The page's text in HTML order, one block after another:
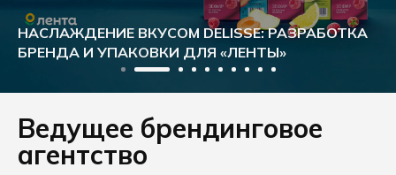
НАСЛАЖДЕНИЕ ВКУСОМ DELISSE: РАЗРАБОТКА
БРЕНДА И УПАКОВКИ ДЛЯ «ЛЕНТЫ»
Ведущее брендинговое
агентство